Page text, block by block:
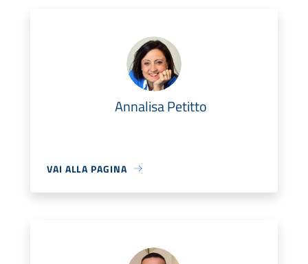
Annalisa Petitto
VAI ALLA PAGINA